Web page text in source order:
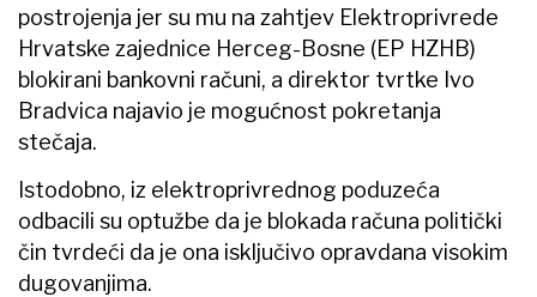
postrojenja jer su mu na zahtjev Elektroprivrede
Hrvatske zajednice Herceg-Bosne (EP HZHB)
blokirani bankovni računi, a direktor tvrtke Ivo
Bradvica najavio je mogućnost pokretanja
stečaja.
Istodobno, iz elektroprivrednog poduzeća
odbacili su optužbe da je blokada računa politički
čin tvrdeći da je ona isključivo opravdana visokim
dugovanjima.